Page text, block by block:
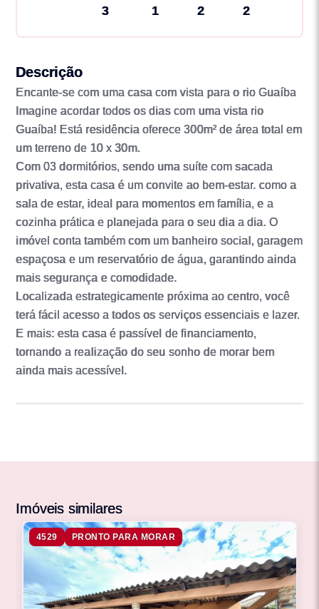
3 1 2 2
Descrição
Encante-se com uma casa com vista para o rio Guaíba
Imagine acordar todos os dias com uma vista rio
Guaíba! Está residência oferece 300m² de área total em
um terreno de 10 x 30m.
Com 03 dormitórios, sendo uma suíte com sacada
privativa, esta casa é um convite ao bem-estar. como a
sala de estar, ideal para momentos em família, e a
cozinha prática e planejada para o seu dia a dia. O
imóvel conta também com um banheiro social, garagem
espaçosa e um reservatório de água, garantindo ainda
mais segurança e comodidade.
Localizada estrategicamente próxima ao centro, você
terá fácil acesso a todos os serviços essenciais e lazer.
E mais: esta casa é passível de financiamento,
tornando a realização do seu sonho de morar bem
ainda mais acessível.
Imóveis similares
4529 PRONTO PARA MORAR